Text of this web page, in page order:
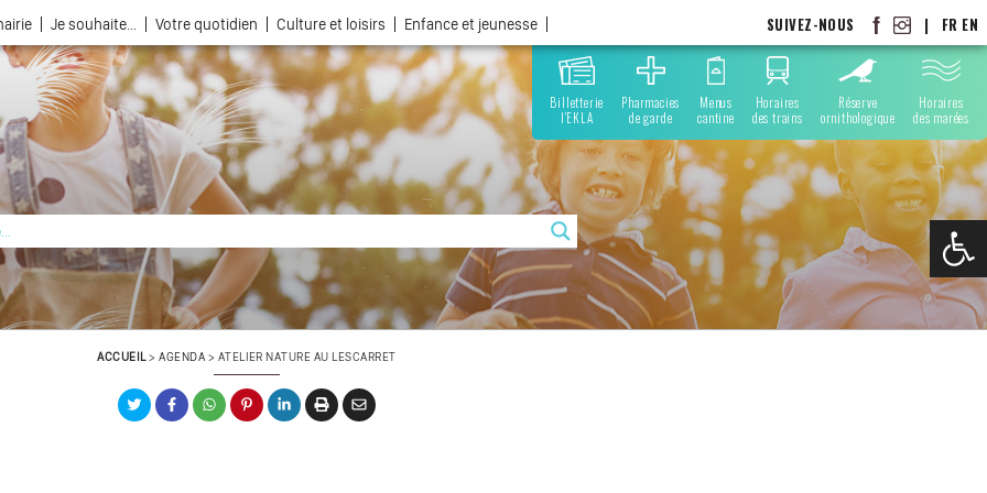
Je souhaite... Votre quotidien Culture et loisirs Enfance et jeunesse SUIVEZ-NOUS | FR EN
Billetterie
l'EKLA
Pharmacies
de garde
Menus
cantine
Horaires
des trains
Réserve
ornithologique
Horaires
des marées
ACCUEIL>AGENDA > ATELIER NATURE AU LESCARRET
Ouvrir